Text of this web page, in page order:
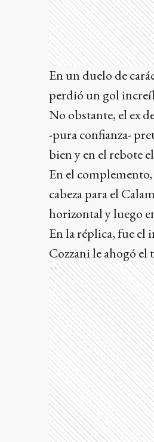
En un duelo de
perdió un gol
No obstante, el ex
-pura confianza-
bien y en el rebote
En el
cabeza para el
horizontal y luego
En la réplica, fue el
Cozzani le ahogó
Ads